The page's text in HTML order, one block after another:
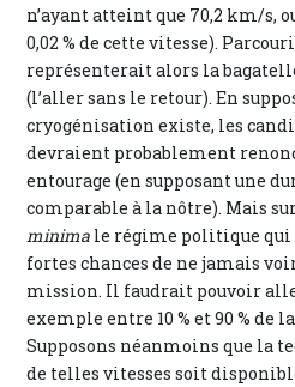
n’ayant atteint que 70,2 km/s,
0,02 % de cette vitesse).
représenterait alors la
(l’aller sans le retour). En
cryogénisation existe, les
devraient probablement
entourage (en supposant une
comparable à la nôtre). Mais
minima le régime politique qui
fortes chances de ne jamais
mission. Il faudrait pouvoir
exemple entre 10 % et 90 % de
Supposons néanmoins que la
de telles vitesses soit